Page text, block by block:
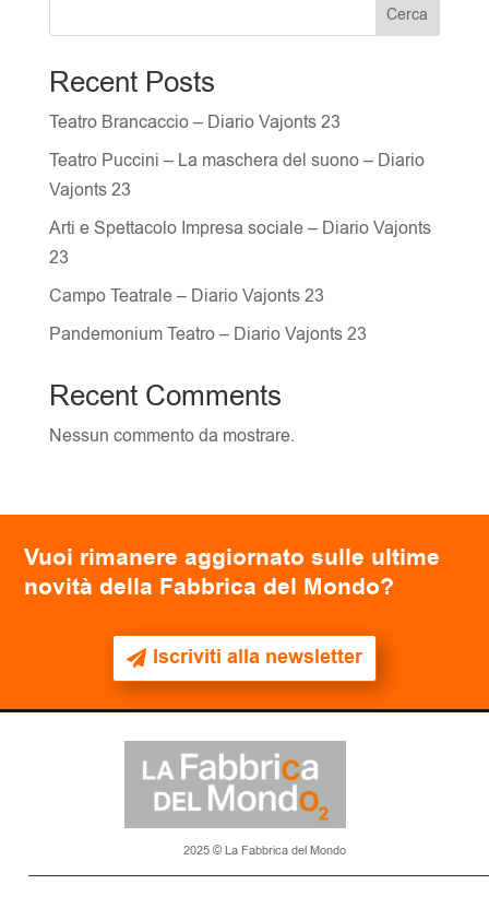
Cerca
Recent Posts
Teatro Brancaccio – Diario Vajonts 23
Teatro Puccini – La maschera del suono – Diario
Vajonts 23
Arti e Spettacolo Impresa sociale – Diario Vajonts
23
Campo Teatrale – Diario Vajonts 23
Pandemonium Teatro – Diario Vajonts 23
Recent Comments
Nessun commento da mostrare.
Vuoi rimanere aggiornato sulle ultime
novità della Fabbrica del Mondo?
Iscriviti alla newsletter
2025 © La Fabbrica del Mondo